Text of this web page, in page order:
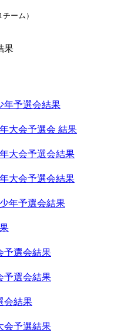
）
果
年予選会結果
大会予選会 結果
大会予選会結果
大会予選会結果
年予選会結果
予選会結果
予選会結果
会結果
会予選結果